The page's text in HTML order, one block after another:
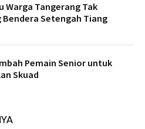
Warga Tangerang Tak
Bendera Setengah Tiang
Pemain Senior untuk
Skuad